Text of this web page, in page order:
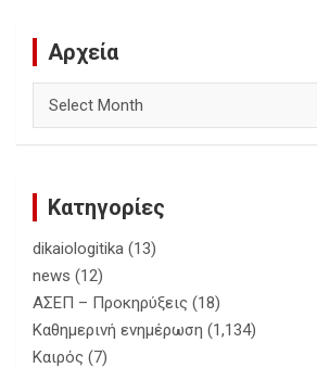
Αρχεία
Κατηγορίες
dikaiologitika (13)
news (12)
ΑΣΕΠ – Προκηρύξεις (18)
Καθημερινή ενημέρωση (1,134)
Καιρός (7)